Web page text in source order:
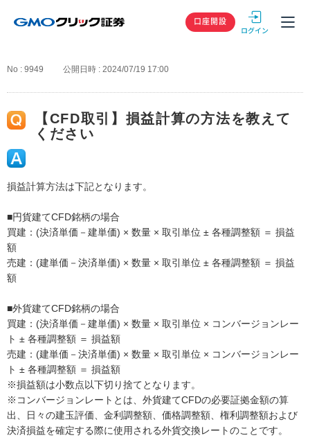
GMOクリック
口座開設
No : 9949 公開日時 : 2024/07/19 17:00
【CFD取引】損益計算の方法を教えて
ください
損益計算方法は下記となります。
■円貨建てCFD銘柄の場合
買建：(決済単価－建単価) × 数量 × 取引単位 ± 各種調整額 ＝ 損益
額
売建：(建単価－決済単価) × 数量 × 取引単位 ± 各種調整額 ＝ 損益
額
■外貨建てCFD銘柄の場合
買建：(決済単価－建単価) × 数量 × 取引単位 × コンバージョンレー
ト ± 各種調整額 ＝ 損益額
売建：(建単価－決済単価) × 数量 × 取引単位 × コンバージョンレー
ト ± 各種調整額 ＝ 損益額
※損益額は小数点以下切り捨てとなります。
※コンバージョンレートとは、外貨建てCFDの必要証拠金額の算
出、日々の建玉評価、金利調整額、価格調整額、権利調整額および
決済損益を確定する際に使用される外貨交換レートのことです。